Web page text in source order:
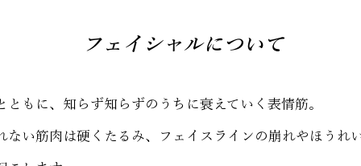
​フェイシャルについて
ともに、知らず知らずのうちに衰えていく表情筋。
ない筋肉は硬くたるみ、フェイスラインの崩れやほうれ